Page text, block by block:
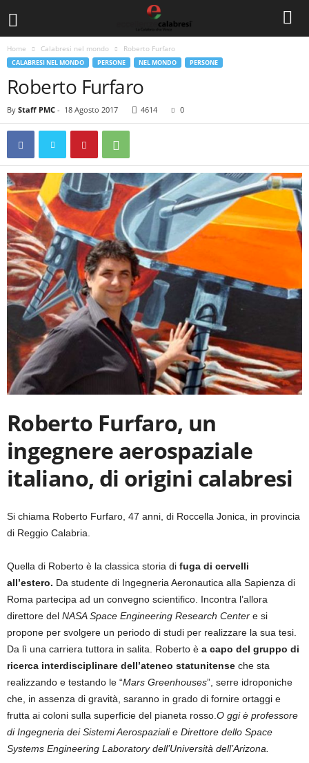
Home Calabresi nel mondo Roberto Furfaro
CALABRESI NEL MONDO PERSONE NEL MONDO PERSONE
Roberto Furfaro
By Staff PMC - 18 Agosto 2017 4614 0
Roberto Furfaro, un
ingegnere aerospaziale
italiano, di origini calabresi
Si chiama Roberto Furfaro, 47 anni, di Roccella Jonica, in provincia
di Reggio Calabria.
Quella di Roberto è la classica storia di fuga di cervelli
all’estero. Da studente di Ingegneria Aeronautica alla Sapienza di
Roma partecipa ad un convegno scientifico. Incontra l’allora
direttore del NASA Space Engineering Research Center e si
propone per svolgere un periodo di studi per realizzare la sua tesi.
Da lì una carriera tuttora in salita. Roberto è a capo del gruppo di
ricerca interdisciplinare dell’ateneo statunitense che sta
realizzando e testando le “Mars Greenhouses”, serre idroponiche
che, in assenza di gravità, saranno in grado di fornire ortaggi e
frutta ai coloni sulla superficie del pianeta rosso. O ggi è professore
di Ingegneria dei Sistemi Aerospaziali e Direttore dello Space
Systems Engineering Laboratory dell’Università dell’Arizona.